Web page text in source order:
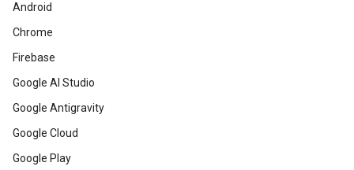
Android
Chrome
Firebase
Google AI Studio
Google Antigravity
Google Cloud
Google Play